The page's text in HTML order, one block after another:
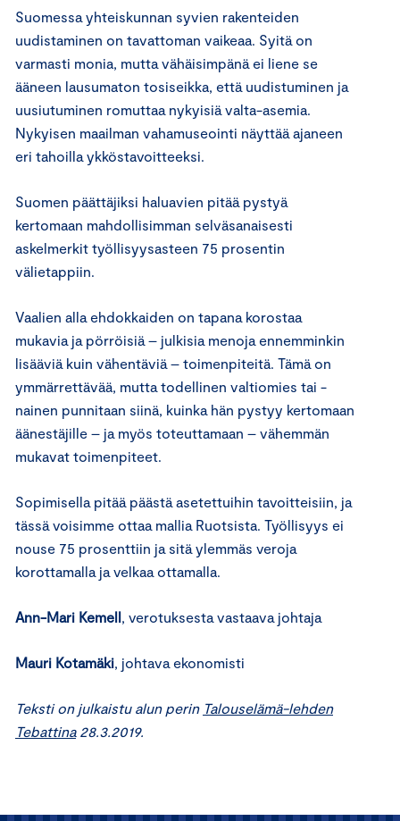
Suomessa yhteiskunnan syvien rakenteiden
uudistaminen on tavattoman vaikeaa. Syitä on
varmasti monia, mutta vähäisimpänä ei liene se
ääneen lausumaton tosiseikka, että uudistuminen ja
uusiutuminen romuttaa nykyisiä valta-asemia.
Nykyisen maailman vahamuseointi näyttää ajaneen
eri tahoilla ykköstavoitteeksi.
Suomen päättäjiksi haluavien pitää pystyä
kertomaan mahdollisimman selväsanaisesti
askelmerkit työllisyysasteen 75 prosentin
välietappiin.
Vaalien alla ehdokkaiden on tapana korostaa
mukavia ja pörröisiä – julkisia menoja ennemminkin
lisääviä kuin vähentäviä – toimenpiteitä. Tämä on
ymmärrettävää, mutta todellinen valtiomies tai -
nainen punnitaan siinä, kuinka hän pystyy kertomaan
äänestäjille – ja myös toteuttamaan – vähemmän
mukavat toimenpiteet.
Sopimisella pitää päästä asetettuihin tavoitteisiin, ja
tässä voisimme ottaa mallia Ruotsista. Työllisyys ei
nouse 75 prosenttiin ja sitä ylemmäs veroja
korottamalla ja velkaa ottamalla.
Ann-Mari Kemell , verotuksesta vastaava johtaja
Mauri Kotamäki , johtava ekonomisti
Teksti on julkaistu alun perin Talouselämä-lehden
Tebattina28.3.2019.